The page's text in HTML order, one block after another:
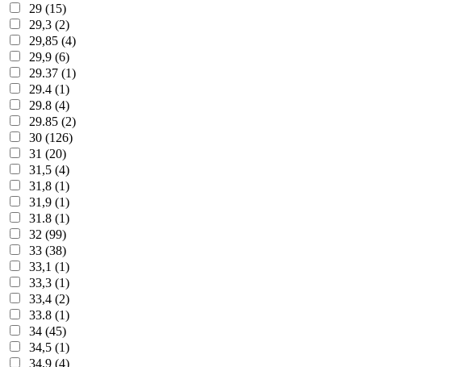
29 (15)
29,3 (2)
29,85 (4)
29,9 (6)
29.37 (1)
29.4 (1)
29.8 (4)
29.85 (2)
30 (126)
31 (20)
31,5 (4)
31,8 (1)
31,9 (1)
31.8 (1)
32 (99)
33 (38)
33,1 (1)
33,3 (1)
33,4 (2)
33.8 (1)
34 (45)
34,5 (1)
34,9 (4)